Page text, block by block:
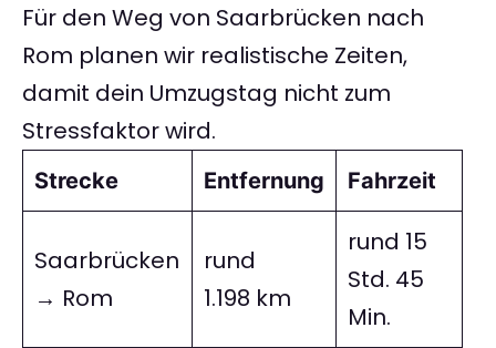
Für den Weg von Saarbrücken nach
Rom planen wir realistische Zeiten,
damit dein Umzugstag nicht zum
Stressfaktor wird.
Strecke Entfernung Fahrzeit
Saarbrücken
→ Rom
rund
1.198 km
rund 15
Std. 45
Min.